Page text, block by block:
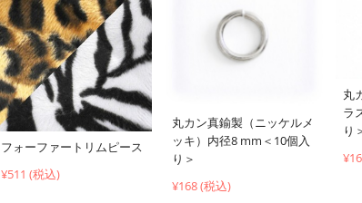
フォーファートリムピース
¥511 (税込)
丸カン真鍮製（ニッケルメ
ッキ）内径8 mm＜10個入
り＞
¥168 (税込)
丸
ラ
り